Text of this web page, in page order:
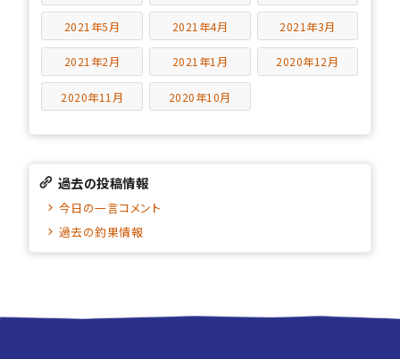
2021年5月 2021年4月 2021年3月
2021年2月 2021年1月 2020年12月
2020年11月 2020年10月
過去の投稿情報
今日の一言コメント
過去の釣果情報